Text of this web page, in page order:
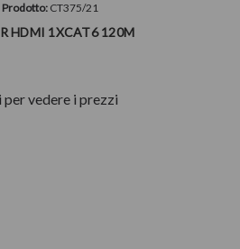
Prodotto: CT375/21
HDMI 1XCAT6 120M
per vedere i prezzi